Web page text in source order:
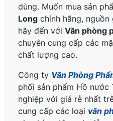
dùng. Muốn mua sản
Long chính hãng,
hãy đến vớiVăn phòng
chuyên cung cấp các
chất lượng cao.
Công ty Văn Phòng
phối sản phẩm Hồ nước
nghiệp với giá rẻ nhất
cung cấp các loại văn